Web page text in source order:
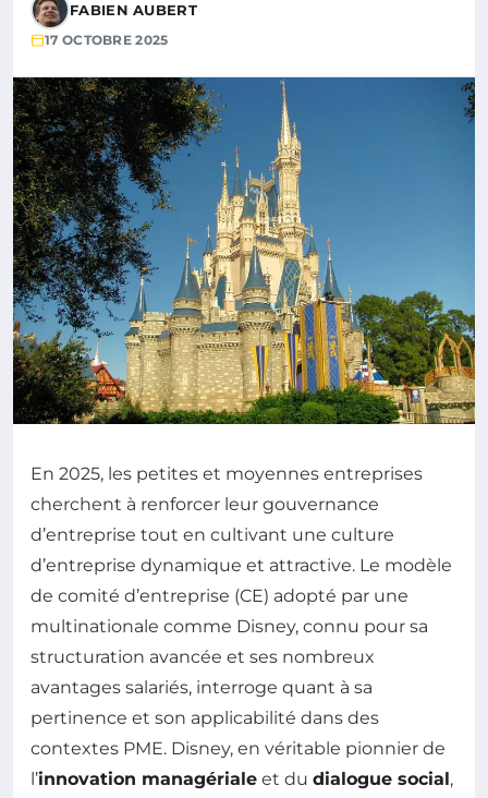
FABIEN AUBERT
17 OCTOBRE 2025
En 2025, les petites et moyennes entreprises
cherchent à renforcer leur gouvernance
d’entreprise tout en cultivant une culture
d’entreprise dynamique et attractive. Le modèle
de comité d’entreprise (CE) adopté par une
multinationale comme Disney, connu pour sa
structuration avancée et ses nombreux
avantages salariés, interroge quant à sa
pertinence et son applicabilité dans des
contextes PME. Disney, en véritable pionnier de
l’innovation managériale et du dialogue social,